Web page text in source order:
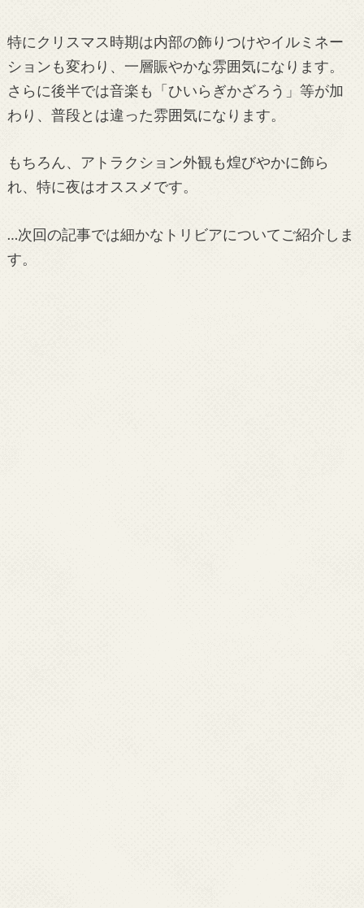
特にクリスマス時期は内部の飾りつけやイルミネー
ションも変わり、一層賑やかな雰囲気になります。
さらに後半では音楽も「ひいらぎかざろう」等が加
わり、普段とは違った雰囲気になります。
もちろん、アトラクション外観も煌びやかに飾ら
れ、特に夜はオススメです。
…次回の記事では細かなトリビアについてご紹介しま
す。